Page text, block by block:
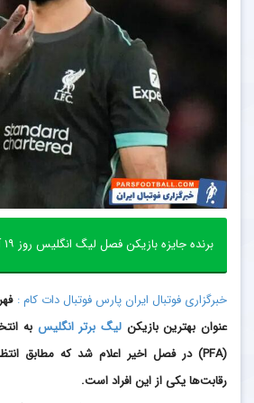
برنده جایزه بازیکن فصل لیگ انگلیس روز ۱۹ آگوست معرفی خواهد شد.
خبرگزاری فوتبال ایران پارس فوتبال دات کام :
عنوان بهترین بازیکن لیگ برتر انگلیس به
(PFA) در فصل اخیر اعلام شد که مطابق انتظار
رقابت‌ها یکی از این افراد است.